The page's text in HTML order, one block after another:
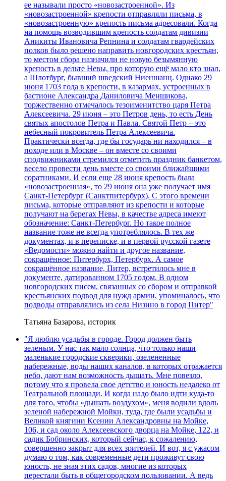
ее называли просто «новозастроенной». Из
«новозастроенной» крепости отправляли письма, в
«новозастроенную» крепость письма адресовали. Когда
на помощь возводившим крепость солдатам дивизии
Аникиты Ивановича Репнина и солдатам гвардейских
полков было решено направить новгородских крестьян,
то местом сбора назначили не новую безымянную
крепость в дельте Невы, про которую ещё мало кто знал,
а Шлотбург, бывший шведский Ниеншанц. Однако 29
июня 1703 года в крепости, в казармах, устроенных в
бастионе Александра Даниловича Меншикова,
торжественно отмечалось тезоименитство царя Петра
Алексеевича. 29 июня – это Петров день, то есть День
святых апостолов Петра и Павла. Святой Петр – это
небесный покровитель Петра Алексеевича.
Практически всегда, где бы государь ни находился – в
походе или в Москве – он вместе со своими
сподвижниками стремился отметить праздник банкетом,
весело провести день вместе со своими ближайшими
соратниками. И если еще 28 июня крепость была
«новозастроенная», то 29 июня она уже получает имя
Санкт-Петербург (Санктпитербурх). С этого времени
письма, которые отправляют из крепости и которые
получают на берегах Невы, в качестве адреса имеют
обозначение: Санкт-Петербург. Но такое полное
название тоже не всегда употреблялось. В тех же
документах, и в переписке, и в первой русской газете
«Ведомости» можно найти и другое название,
сокращённое: Питербурх, Петербурх. А самое
сокращённое название, Питер, встретилось мне в
документе, датированном 1705 годом. В одном
новгородских писем, связанных со сбором и отправкой
крестьянских подвод для нужд армии, упоминалось, что
подводы отправлялись из села Низино в город Питер"
Татьяна Базарова, историк
"Я люблю усадьбы в городе. Город должен быть
зеленым. У нас так мало солнца, что только наши
маленькие городские скверики, озелененные
набережные, воды наших каналов, в которых отражается
небо, дают нам возможность дышать. Мне повезло,
потому что я провела свое детство и юность недалеко от
Театральной площади. И когда надо было идти куда-то
для того, чтобы «дышать воздухом», меня водили вдоль
зеленой набережной Мойки, туда, где были усадьбы и
Великой княгини Ксении Александровны на Мойке,
106, и сад около Алексеевского дворца на Мойке, 122, и
садик Бобринских, который сейчас, к сожалению,
совершенно закрыт для всех зрителей. И вот, я с ужасом
думаю о том, как современные дети проживут свою
юность, не зная этих садов, многие из которых
перестали быть в общегородском пользовании. А ведь